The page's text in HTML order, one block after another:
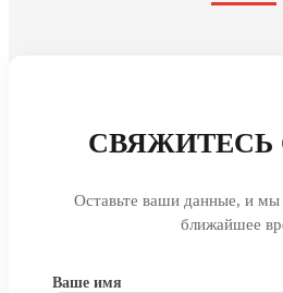
Оставьте ваши данные, и мы
ближайшее
Ваше имя